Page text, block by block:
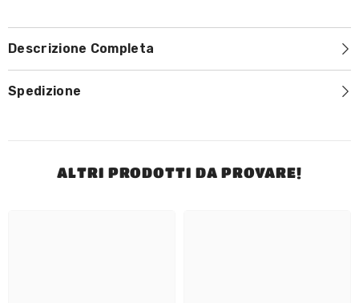
Descrizione Completa
Spedizione
ALTRI PRODOTTI DA PROVARE!